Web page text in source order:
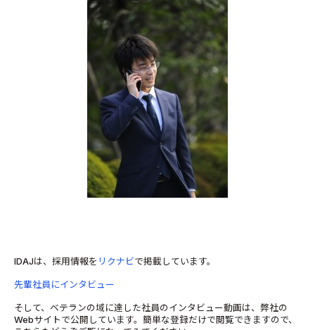
IDAJは、採用情報を リクナビで掲載しています。
先輩社員にインタビュー
そして、ベテランの域に達した社員のインタビュー動画は、弊社の
Webサイトで公開しています。簡単な登録だけで閲覧できますので、